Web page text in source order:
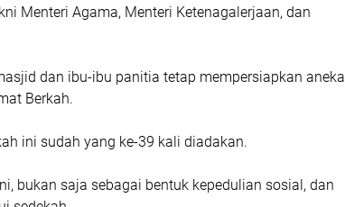
Menteri Agama, Menteri Ketenagalerjaan, dan
dan ibu-ibu panitia tetap mempersiapkan aneka
Berkah.
ini sudah yang ke-39 kali diadakan.
bukan saja sebagai bentuk kepedulian sosial, dan